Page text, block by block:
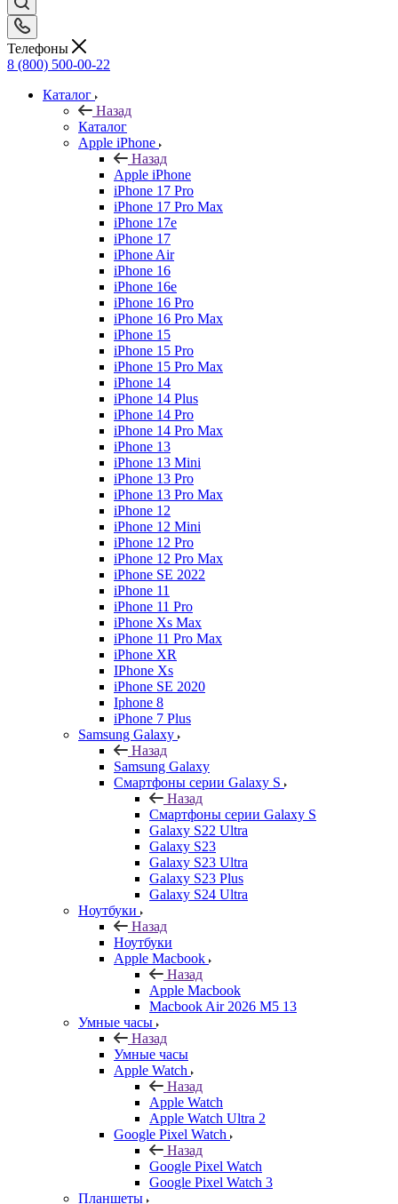
Телефоны
8 (800) 500-00-22
Каталог
Назад
Каталог
Apple iPhone
Назад
Apple iPhone
iPhone 17 Pro
iPhone 17 Pro Max
iPhone 17e
iPhone 17
iPhone Air
iPhone 16
iPhone 16e
iPhone 16 Pro
iPhone 16 Pro Max
iPhone 15
iPhone 15 Pro
iPhone 15 Pro Max
iPhone 14
iPhone 14 Plus
iPhone 14 Pro
iPhone 14 Pro Max
iPhone 13
iPhone 13 Mini
iPhone 13 Pro
iPhone 13 Pro Max
iPhone 12
iPhone 12 Mini
iPhone 12 Pro
iPhone 12 Pro Max
iPhone SE 2022
iPhone 11
iPhone 11 Pro
iPhone Xs Max
iPhone 11 Pro Max
iPhone XR
IPhone Xs
iPhone SE 2020
Iphone 8
iPhone 7 Plus
Samsung Galaxy
Назад
Samsung Galaxy
Смартфоны серии Galaxy S
Назад
Смартфоны серии Galaxy S
Galaxy S22 Ultra
Galaxy S23
Galaxy S23 Ultra
Galaxy S23 Plus
Galaxy S24 Ultra
Ноутбуки
Назад
Ноутбуки
Apple Macbook
Назад
Apple Macbook
Macbook Air 2026 M5 13
Умные часы
Назад
Умные часы
Apple Watch
Назад
Apple Watch
Apple Watch Ultra 2
Google Pixel Watch
Назад
Google Pixel Watch
Google Pixel Watch 3
Планшеты